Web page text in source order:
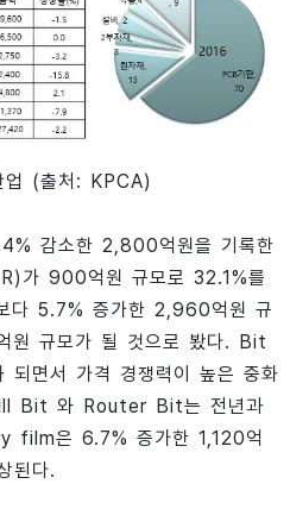
(출처: KPCA)
감소한 2,800억원을 기록한
가 900억원 규모로 32.1%를
다 5.7% 증가한 2,960억원 규
원 규모가 될 것으로 봤다. Bit
되면서 가격 경쟁력이 높은 중화
Bit 와 Router Bit는 전년과
film은 6.7% 증가한 1,120억
된다.